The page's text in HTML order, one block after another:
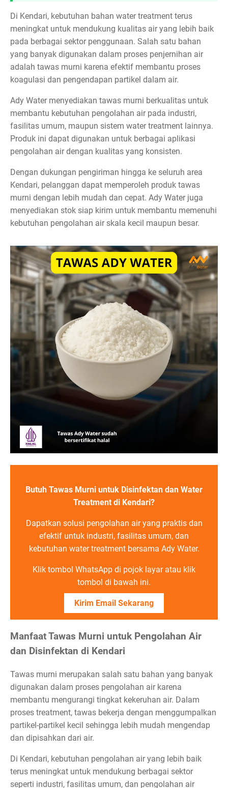
Di Kendari, kebutuhan bahan water treatment terus
meningkat untuk mendukung kualitas air yang lebih baik
pada berbagai sektor penggunaan. Salah satu bahan
yang banyak digunakan dalam proses penjernihan air
adalah tawas murni karena efektif membantu proses
koagulasi dan pengendapan partikel dalam air.
Ady Water menyediakan tawas murni berkualitas untuk
membantu kebutuhan pengolahan air pada industri,
fasilitas umum, maupun sistem water treatment lainnya.
Produk ini dapat digunakan untuk berbagai aplikasi
pengolahan air dengan kualitas yang konsisten.
Dengan dukungan pengiriman hingga ke seluruh area
Kendari, pelanggan dapat memperoleh produk tawas
murni dengan lebih mudah dan cepat. Ady Water juga
menyediakan stok siap kirim untuk membantu memenuhi
kebutuhan pengolahan air skala kecil maupun besar.
Butuh Tawas Murni untuk Disinfektan dan Water
Treatment di Kendari?
Dapatkan solusi pengolahan air yang praktis dan
efektif untuk industri, fasilitas umum, dan
kebutuhan water treatment bersama Ady Water.
Klik tombol WhatsApp di pojok layar atau klik
tombol di bawah ini.
Kirim Email Sekarang
Manfaat Tawas Murni untuk Pengolahan Air
dan Disinfektan di Kendari
Tawas murni merupakan salah satu bahan yang banyak
digunakan dalam proses pengolahan air karena
membantu mengurangi tingkat kekeruhan air. Dalam
proses treatment, tawas bekerja dengan menggumpalkan
partikel-partikel kecil sehingga lebih mudah mengendap
dan dipisahkan dari air.
Di Kendari, kebutuhan pengolahan air yang lebih baik
terus meningkat untuk mendukung berbagai sektor
seperti industri, fasilitas umum, dan pengolahan air